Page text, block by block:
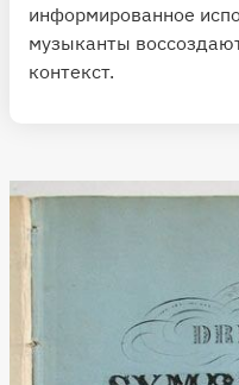
информированное
музыканты
контекст.